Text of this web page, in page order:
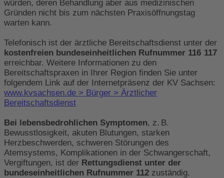
würden, deren Behandlung aber aus medizinischen
Gründen nicht bis zum nächsten Praxisöffnungstag
warten kann.
Telefonisch ist der ärztliche Bereitschaftsdienst unter der
kostenfreien bundeseinheitlichen Rufnummer 116 117
erreichbar. Weitere Informationen zu den
Bereitschaftspraxen in Ihrer Region finden Sie unter
folgendem Link auf der Internetpräsenz der KV Sachsen:
www.kvsachsen.de > Bürger > Ärztlicher
Bereitschaftsdienst
Bei lebensbedrohlichen Symptomen, z. B.
Bewusstlosigkeit, akuten Blutungen, starken
Herzbeschwerden, schweren Störungen des
Atemsystems, Komplikationen in der Schwangerschaft,
Vergiftungen, ist der Rettungsdienst unter der
bundeseinheitlichen Rufnummer 112 zuständig.